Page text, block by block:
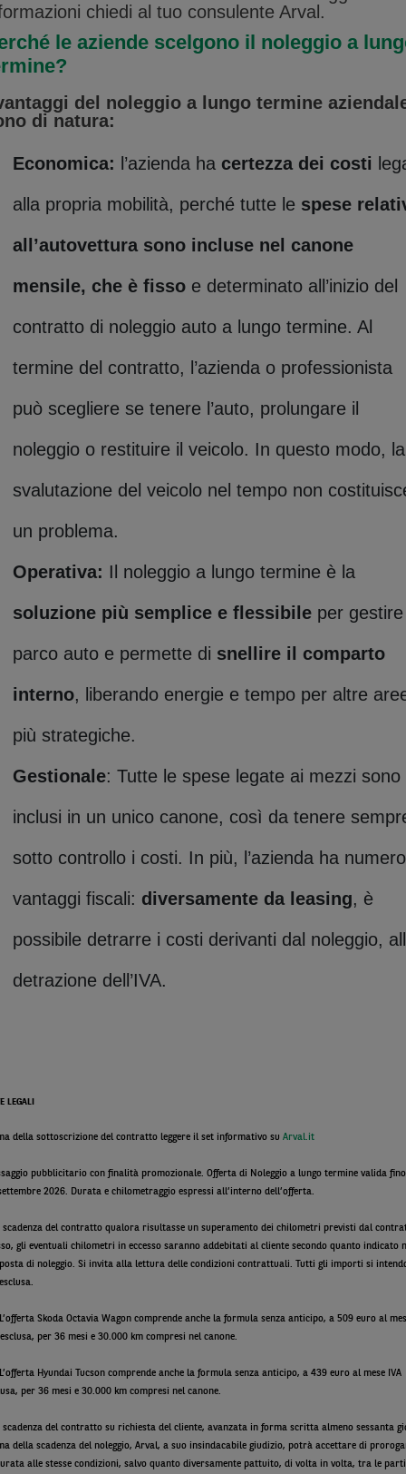
chiedi al tuo consulente Arval.
le aziende scelgono il noleggio a
del noleggio a lungo termine
di natura:
Economica: l’azienda ha certezza dei costi
alla propria mobilità, perché tutte le spese
all’autovettura sono incluse nel canone
mensile, che è fisso e determinato all’inizio del
contratto di noleggio auto a lungo termine. Al
termine del contratto, l’azienda o professionista
può scegliere se tenere l’auto, prolungare il
noleggio o restituire il veicolo. In questo modo, la
svalutazione del veicolo nel tempo non
un problema.
Operativa: Il noleggio a lungo termine è la
soluzione più semplice e flessibile per
parco auto e permette di snellire il comparto
interno, liberando energie e tempo per altre
più strategiche.
Gestionale: Tutte le spese legate ai mezzi sono
inclusi in un unico canone, così da tenere
sotto controllo i costi. In più, l’azienda ha
vantaggi fiscali: diversamente da leasing, è
possibile detrarre i costi derivanti dal noleggio,
detrazione dell’IVA.
LEGALI
della sottoscrizione del contratto leggere il set informativo su Arval.it
pubblicitario con finalità promozionale. Offerta di Noleggio a lungo termine valida
2026. Durata e chilometraggio espressi all’interno dell’offerta.
scadenza del contratto qualora risultasse un superamento dei chilometri previsti dal
gli eventuali chilometri in eccesso saranno addebitati al cliente secondo quanto indicato
di noleggio. Si invita alla lettura delle condizioni contrattuali. Tutti gli importi si
Skoda Octavia Wagon comprende anche la formula senza anticipo, a 509 euro al
esclusa, per 36 mesi e 30.000 km compresi nel canone.
Hyundai Tucson comprende anche la formula senza anticipo, a 439 euro al mese IVA
per 36 mesi e 30.000 km compresi nel canone.
scadenza del contratto su richiesta del cliente, avanzata in forma scritta almeno sessanta
della scadenza del noleggio, Arval, a suo insindacabile giudizio, potrà accettare di
alle stesse condizioni, salvo quanto diversamente pattuito, di volta in volta, tra le